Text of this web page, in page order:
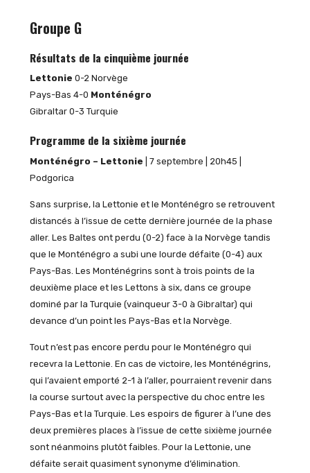
Groupe G
Résultats de la cinquième journée
Lettonie 0-2 Norvège
Pays-Bas 4-0 Monténégro
Gibraltar 0-3 Turquie
Programme de la sixième journée
Monténégro – Lettonie | 7 septembre | 20h45 |
Podgorica
Sans surprise, la Lettonie et le Monténégro se retrouvent
distancés à l’issue de cette dernière journée de la phase
aller. Les Baltes ont perdu (0-2) face à la Norvège tandis
que le Monténégro a subi une lourde défaite (0-4) aux
Pays-Bas. Les Monténégrins sont à trois points de la
deuxième place et les Lettons à six, dans ce groupe
dominé par la Turquie (vainqueur 3-0 à Gibraltar) qui
devance d’un point les Pays-Bas et la Norvège.
Tout n’est pas encore perdu pour le Monténégro qui
recevra la Lettonie. En cas de victoire, les Monténégrins,
qui l’avaient emporté 2-1 à l’aller, pourraient revenir dans
la course surtout avec la perspective du choc entre les
Pays-Bas et la Turquie. Les espoirs de figurer à l’une des
deux premières places à l’issue de cette sixième journée
sont néanmoins plutôt faibles. Pour la Lettonie, une
défaite serait quasiment synonyme d’élimination.